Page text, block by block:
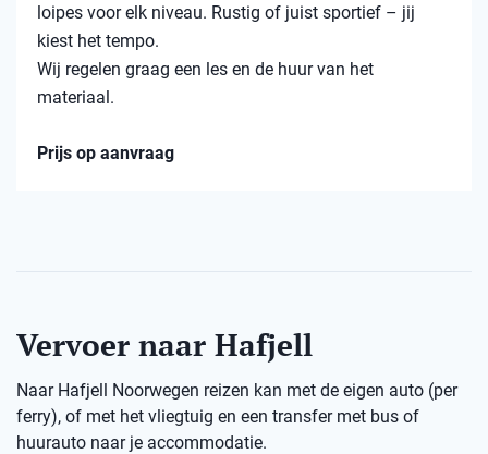
loipes voor elk niveau. Rustig of juist sportief – jij
kiest het tempo.
Wij regelen graag een les en de huur van het
materiaal.
Prijs op aanvraag
Vervoer naar Hafjell
Naar Hafjell Noorwegen reizen kan met de eigen auto (per
ferry), of met het vliegtuig en een transfer met bus of
huurauto naar je accommodatie.